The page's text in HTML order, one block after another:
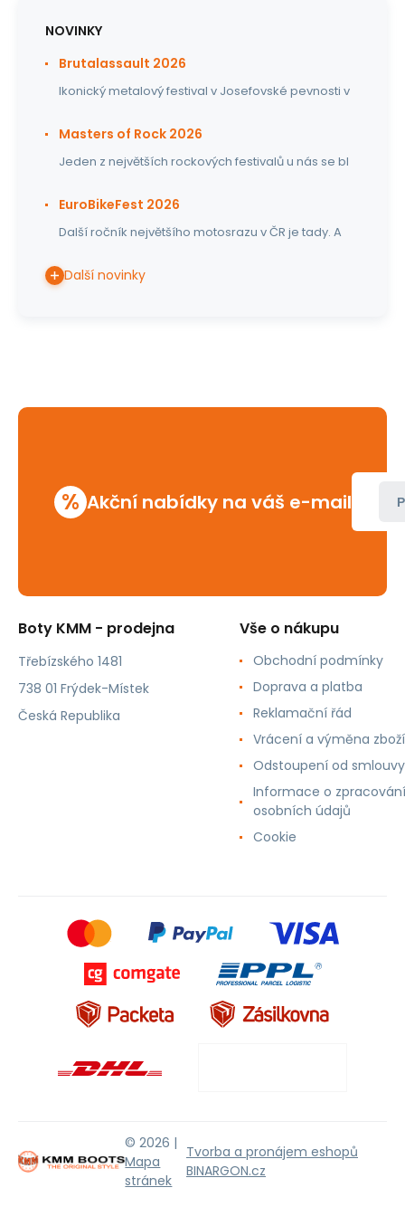
NOVINKY
Brutalassault 2026
Ikonický metalový festival v Josefovské pevnosti v
Masters of Rock 2026
Jeden z největších rockových festivalů u nás se bl
EuroBikeFest 2026
Další ročník největšího motosrazu v ČR je tady. A
Další novinky
% Akční nabídky na váš e-mail
Boty KMM - prodejna
Třebízského 1481
738 01 Frýdek-Místek
Česká Republika
Vše o nákupu
Obchodní podmínky
Doprava a platba
Reklamační řád
Vrácení a výměna zboží
Odstoupení od smlouvy
Informace o zpracování
osobních údajů
Cookie
© 2026 |
Mapa
stránek
Tvorba a pronájem eshopů
BINARGON.cz